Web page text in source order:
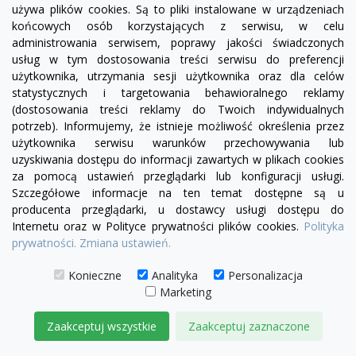
visibility
Fotel Serena bez boku | sofa modułowa - element
prosty SL/SP
używa plików cookies. Są to pliki instalowane w urządzeniach
końcowych osób korzystających z serwisu, w celu
administrowania serwisem, poprawy jakości świadczonych
usług w tym dostosowania treści serwisu do preferencji
użytkownika, utrzymania sesji użytkownika oraz dla celów
statystycznych i targetowania behawioralnego reklamy
(dostosowania treści reklamy do Twoich indywidualnych
potrzeb). Informujemy, że istnieje możliwość określenia przez
użytkownika serwisu warunków przechowywania lub
uzyskiwania dostępu do informacji zawartych w plikach cookies
za pomocą ustawień przeglądarki lub konfiguracji usługi.
Szczegółowe informacje na ten temat dostępne są u
producenta przeglądarki, u dostawcy usługi dostępu do
Internetu oraz w Polityce prywatności plików cookies. Polityka
prywatności. Zmiana ustawień.
Konieczne Analityka
Personalizacja
Marketing
Zaakceptuj wszystkie Zaakceptuj zaznaczone